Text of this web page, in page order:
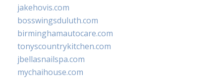
jakehovis.com
bosswingsduluth.com
birminghamautocare.com
tonyscountrykitchen.com
jbellasnailspa.com
mychaihouse.com